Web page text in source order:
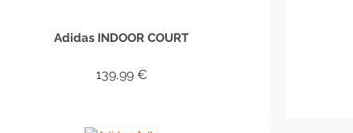
Adidas INDOOR COURT
139,99 €